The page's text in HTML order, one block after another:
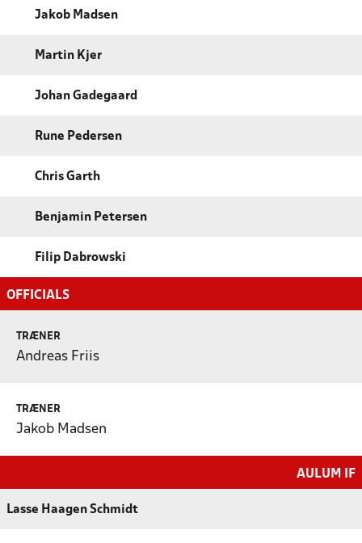
Jakob Madsen
Martin Kjer
Johan Gadegaard
Rune Pedersen
Chris Garth
Benjamin Petersen
Filip Dabrowski
OFFICIALS
TRÆNER
Andreas Friis
TRÆNER
Jakob Madsen
AULUM IF
Lasse Haagen Schmidt